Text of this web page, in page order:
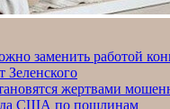
заменить работой
Зеленского
жертвами
США по пошлинам